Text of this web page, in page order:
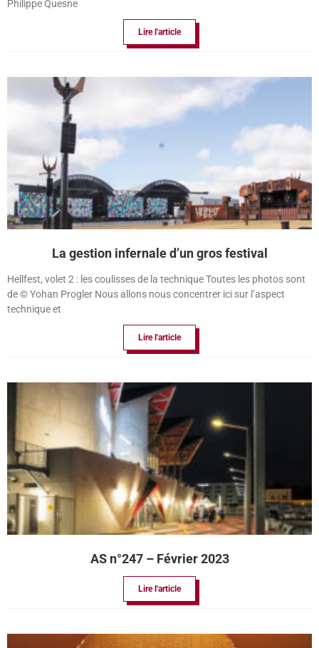
Philippe Quesne
Lire l'article
La gestion infernale d’un gros festival
Hellfest, volet 2 : les coulisses de la technique Toutes les photos sont
de © Yohan Progler Nous allons nous concentrer ici sur l’aspect
technique et
Lire l'article
AS n°247 – Février 2023
Lire l'article